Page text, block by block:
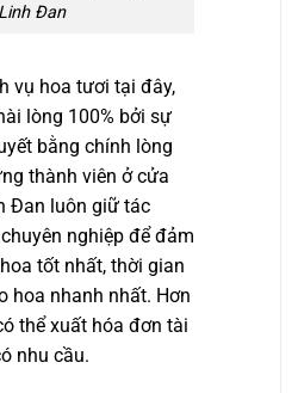
Linh Đan
vụ hoa tươi tại đây,
lòng 100% bởi sự
bằng chính lòng
thành viên ở cửa
Đan luôn giữ tác
nghiệp để đảm
tốt nhất, thời gian
hoa nhanh nhất. Hơn
thể xuất hóa đơn tài
nhu cầu.